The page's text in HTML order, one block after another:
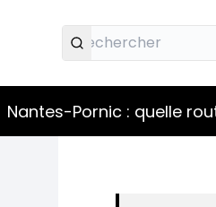
Nantes-Pornic : quelle